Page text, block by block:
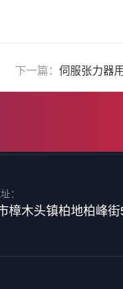
下一篇： 伺服张力器
：
樟木头镇柏地柏峰街